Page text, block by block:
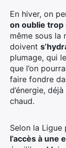
En hiver, on
on oublie trop
même sous la
doivent
plumage, qui
que l’on
faire fondre
d’énergie,
chaud.
Selon la Ligue
l’accès à une